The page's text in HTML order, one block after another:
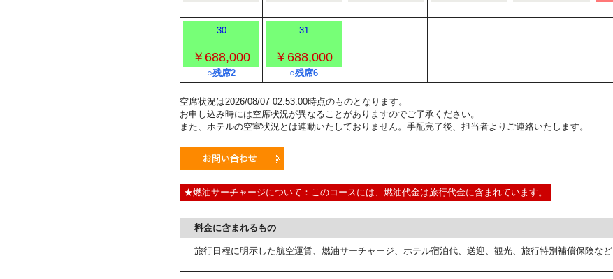
30
￥688,000
○残席2
31
￥688,000
○残席6
空席状況は2026/08/07 02:53:00時点のものとなります。
お申し込み時には空席状況が異なることがありますのでご了承ください。
また、ホテルの空室状況とは連動いたしておりません。手配完了後、担当者よりご連絡いたします。
★燃油サーチャージについて：このコースには、燃油代金は旅行代金に含まれています。
料金に含まれるもの
旅行日程に明示した航空運賃、燃油サーチャージ、ホテル宿泊代、送迎、観光、旅行特別補償保険など